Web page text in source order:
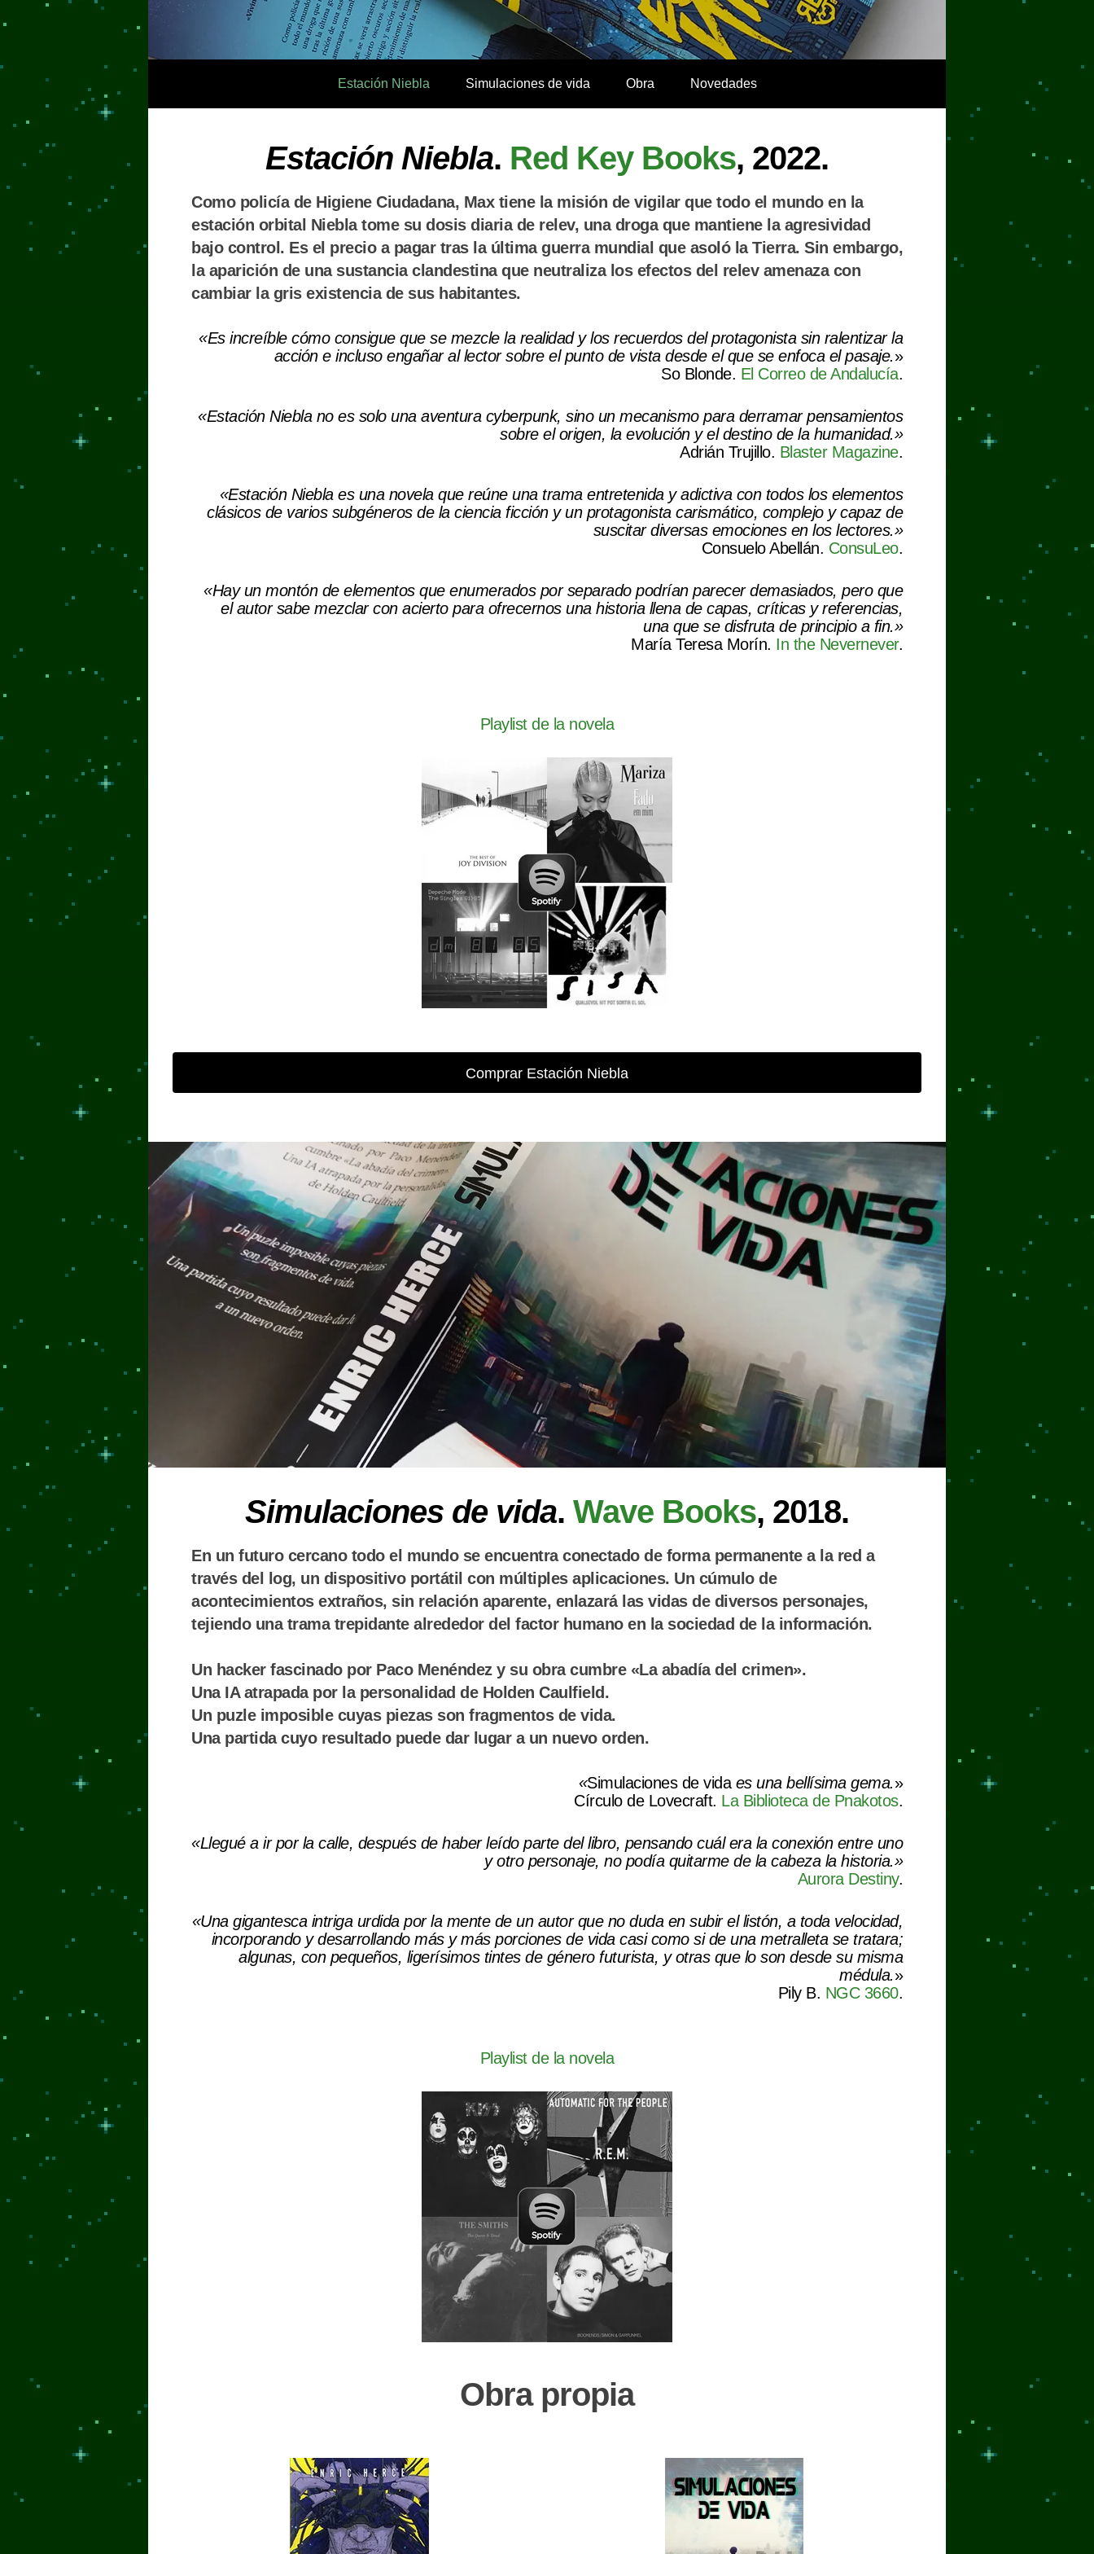
Estación Niebla Simulaciones de vida Obra Novedades
Estación Niebla. Red Key Books, 2022.
Como policía de Higiene Ciudadana, Max tiene la misión de vigilar que todo el mundo en la
estación orbital Niebla tome su dosis diaria de relev, una droga que mantiene la agresividad
bajo control. Es el precio a pagar tras la última guerra mundial que asoló la Tierra. Sin embargo,
la aparición de una sustancia clandestina que neutraliza los efectos del relev amenaza con
cambiar la gris existencia de sus habitantes.
«Es increíble cómo consigue que se mezcle la realidad y los recuerdos del protagonista sin ralentizar la
acción e incluso engañar al lector sobre el punto de vista desde el que se enfoca el pasaje.»
So Blonde. El Correo de Andalucía.
«Estación Niebla no es solo una aventura cyberpunk, sino un mecanismo para derramar pensamientos
sobre el origen, la evolución y el destino de la humanidad.»
Adrián Trujillo. Blaster Magazine.
«Estación Niebla es una novela que reúne una trama entretenida y adictiva con todos los elementos
clásicos de varios subgéneros de la ciencia ficción y un protagonista carismático, complejo y capaz de
suscitar diversas emociones en los lectores.»
Consuelo Abellán. ConsuLeo.
«Hay un montón de elementos que enumerados por separado podrían parecer demasiados, pero que
el autor sabe mezclar con acierto para ofrecernos una historia llena de capas, críticas y referencias,
una que se disfruta de principio a fin.»
María Teresa Morín. In the Nevernever.
Playlist de la novela
Comprar Estación Niebla
Simulaciones de vida. Wave Books, 2018.
En un futuro cercano todo el mundo se encuentra conectado de forma permanente a la red a
través del log, un dispositivo portátil con múltiples aplicaciones. Un cúmulo de
acontecimientos extraños, sin relación aparente, enlazará las vidas de diversos personajes,
tejiendo una trama trepidante alrededor del factor humano en la sociedad de la información.
Un hacker fascinado por Paco Menéndez y su obra cumbre «La abadía del crimen».
Una IA atrapada por la personalidad de Holden Caulfield.
Un puzle imposible cuyas piezas son fragmentos de vida.
Una partida cuyo resultado puede dar lugar a un nuevo orden.
«Simulaciones de vidaes una bellísima gema.»
Círculo de Lovecraft. La Biblioteca de Pnakotos.
«Llegué a ir por la calle, después de haber leído parte del libro, pensando cuál era la conexión entre uno
y otro personaje, no podía quitarme de la cabeza la historia.»
Aurora Destiny.
«Una gigantesca intriga urdida por la mente de un autor que no duda en subir el listón, a toda velocidad,
incorporando y desarrollando más y más porciones de vida casi como si de una metralleta se tratara;
algunas, con pequeños, ligerísimos tintes de género futurista, y otras que lo son desde su misma
médula.»
Pily B. NGC 3660.
Playlist de la novela
Obra propia